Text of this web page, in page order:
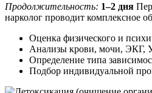
Продолжительность: 1–2 дня
нарколог проводит комплексное
Оценка физического и
Анализы крови, мочи, ЭКГ,
Определение типа
Подбор индивидуальной